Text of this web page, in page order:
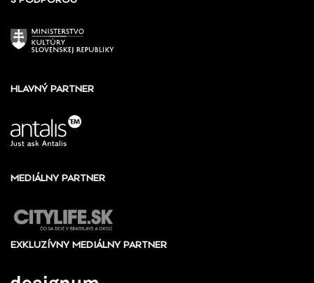
HLAVNÝ PARTNER
MEDIÁLNY PARTNER
EXKLUZÍVNY MEDIÁLNY PARTNER